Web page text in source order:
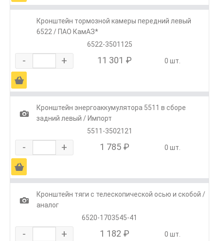
Кронштейн тормозной камеры передний левый
6522 / ПАО КамАЗ*
6522-3501125
- + 11 301 ₽ 0 шт.
Ä
1
Кронштейн энергоаккумулятора 5511 в сборе
задний левый / Импорт
5511-3502121
- + 1 785 ₽ 0 шт.
Ä
1
Кронштейн тяги с телескопической осью и скобой /
аналог
6520-1703545-41
- + 1 182 ₽ 0 шт.